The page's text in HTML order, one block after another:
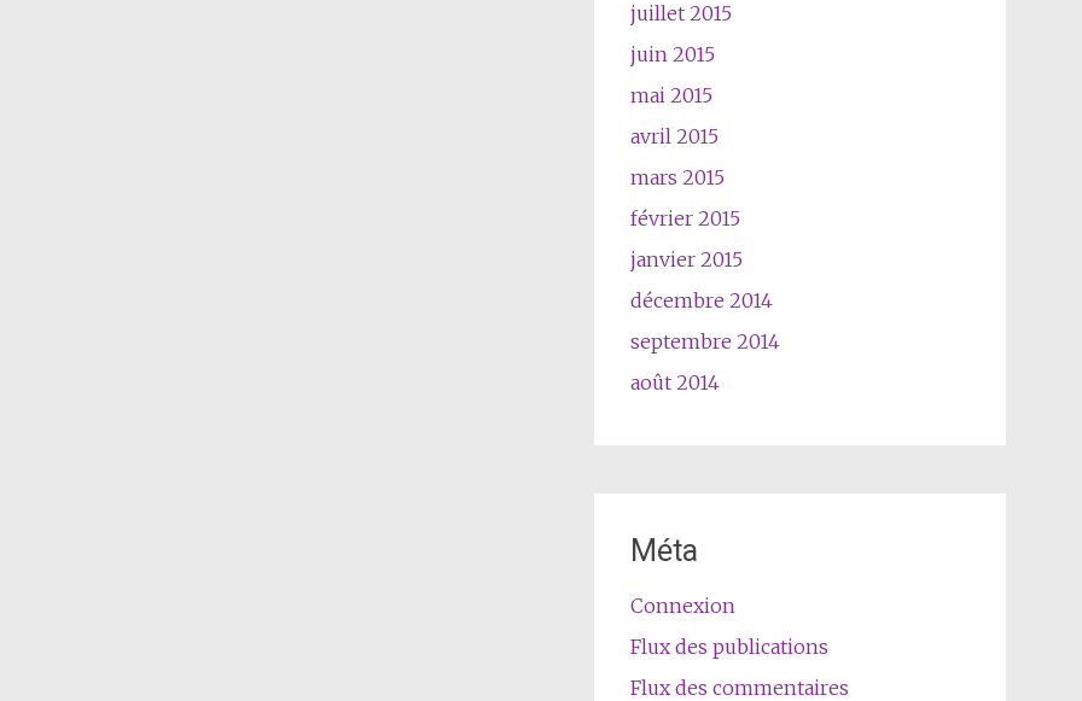
juillet 2015
juin 2015
mai 2015
avril 2015
mars 2015
février 2015
janvier 2015
décembre 2014
septembre 2014
août 2014
Méta
Connexion
Flux des publications
Flux des commentaires